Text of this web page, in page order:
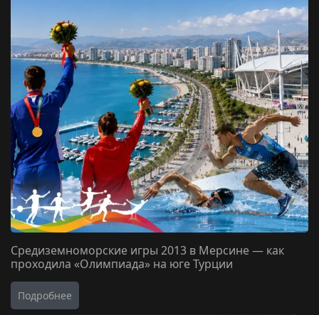
Средиземноморские игры 2013 в Мерсине — как
проходила «Олимпиада» на юге Турции
Подробнее